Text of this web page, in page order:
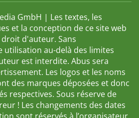
GmbH | Les textes, les
et la conception de ce site web
d'auteur. Sans
utilisation au-delà des limites
est interdite. Abus sera
Les logos et les noms
des marques déposées et donc
respectives. Sous réserve de
! Les changements des dates